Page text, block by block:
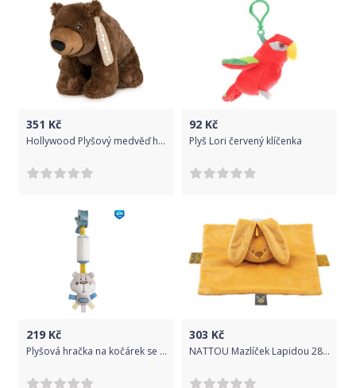
351 Kč
Hollywood Plyšový medvěď hnědý - Eco Buddies - 30 cm
92 Kč
Plyš Lori červený klíčenka
219 Kč
Plyšová hračka na kočárek se zvonečkem a klipsem Canpol babies modrý medvídek 68/066
303 Kč
NATTOU Mazlíček Lapidou 28x28 cm Ocher 2021